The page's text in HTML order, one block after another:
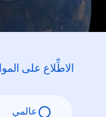
الاطِّلاع على
عالمي